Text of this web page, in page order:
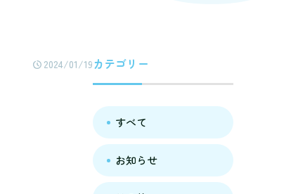
2024/01/19カテゴリー
すべて
お知らせ